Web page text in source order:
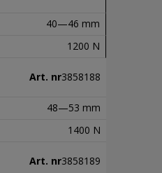
40—46 mm
1200 N
Art. nr3858188
48—53 mm
1400 N
Art. nr3858189